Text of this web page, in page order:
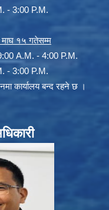
- 3:00 P.M.
माघ १५ गतेसम्म
9:00 A.M. - 4:00 P.M.
- 3:00 P.M.
कार्यालय बन्द रहने छ ।